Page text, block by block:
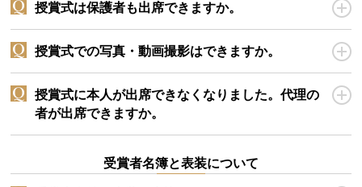
授賞式は保護者も出席できますか。
授賞式での写真・動画撮影はできますか。
授賞式に本人が出席できなくなりました。代理の
者が出席できますか。
受賞者名簿と表装について